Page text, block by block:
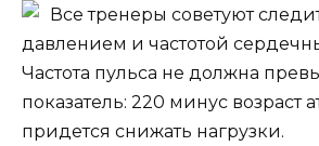
Все тренеры советуют
давлением и частотой
Частота пульса не должна
показатель: 220 минус возраст
придется снижать нагрузки.